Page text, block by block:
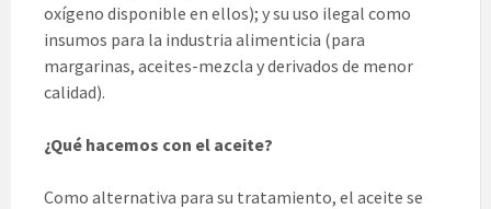
oxígeno disponible en ellos); y su uso ilegal como
insumos para la industria alimenticia (para
margarinas, aceites-mezcla y derivados de menor
calidad).
¿Qué hacemos con el aceite?
Como alternativa para su tratamiento, el aceite se